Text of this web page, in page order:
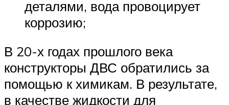
деталями, вода провоцирует
коррозию;
В 20-х годах прошлого века
конструкторы ДВС обратились за
помощью к химикам. В результате,
в качестве жидкости для